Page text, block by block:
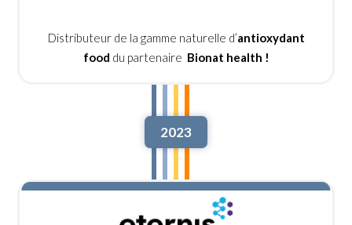
Distributeur de la gamme naturelle d’antioxydant
food du partenaire Bionat health !
2023